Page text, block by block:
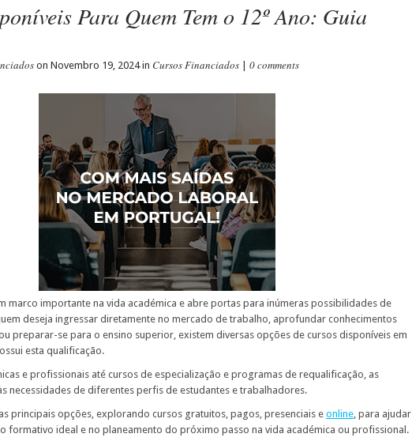
Para Quem Tem o 12º Ano: Guia
on Novembro 19, 2024 in Cursos Financiados 0 comments
marco importante na vida académica e abre portas para inúmeras possibilidades de
deseja ingressar diretamente no mercado de trabalho, aprofundar conhecimentos
preparar-se para o ensino superior, existem diversas opções de cursos disponíveis em
esta qualificação.
e profissionais até cursos de especialização e programas de requalificação, as
necessidades de diferentes perfis de estudantes e trabalhadores.
principais opções, explorando cursos gratuitos, pagos, presenciais e online, para ajudar
formativo ideal e no planeamento do próximo passo na vida académica ou profissional.